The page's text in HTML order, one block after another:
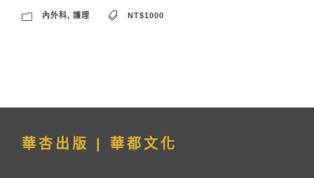
內外科, 護理 NT$1000
華杏出版 | 華都文化